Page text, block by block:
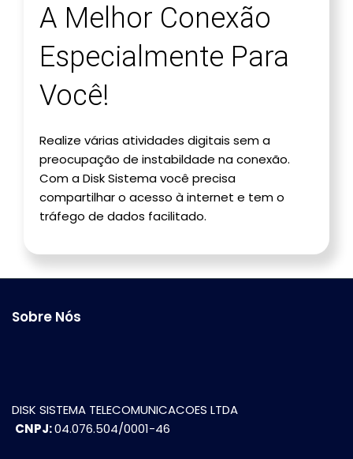
A Melhor Conexão
Especialmente Para
Você!
Realize várias atividades digitais sem a
preocupação de instabildade na conexão.
Com a Disk Sistema você precisa
compartilhar o acesso à internet e tem o
tráfego de dados facilitado.
Sobre Nós
DISK SISTEMA TELECOMUNICACOES LTDA
CNPJ:04.076.504/0001-46